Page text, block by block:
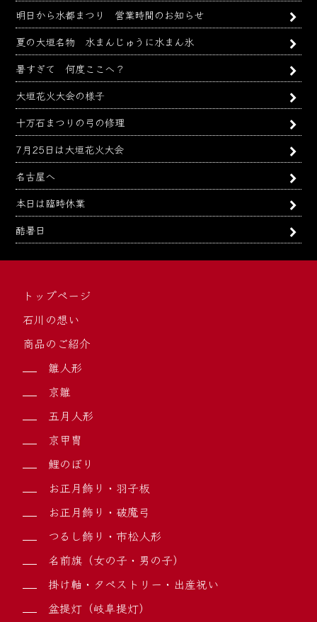
明日から水都まつり 営業時間のお知らせ
夏の大垣名物 水まんじゅうに水まん氷
暑すぎて 何度ここへ？
大垣花火大会の様子
十万石まつりの弓の修理
7月25日は大垣花火大会
名古屋へ
本日は臨時休業
酷暑日
トップページ
石川の想い
商品のご紹介
雛人形
京雛
五月人形
京甲冑
鯉のぼり
お正月飾り・羽子板
お正月飾り・破魔弓
つるし飾り・市松人形
名前旗（女の子・男の子）
掛け軸・タペストリー・出産祝い
盆提灯（岐阜提灯）